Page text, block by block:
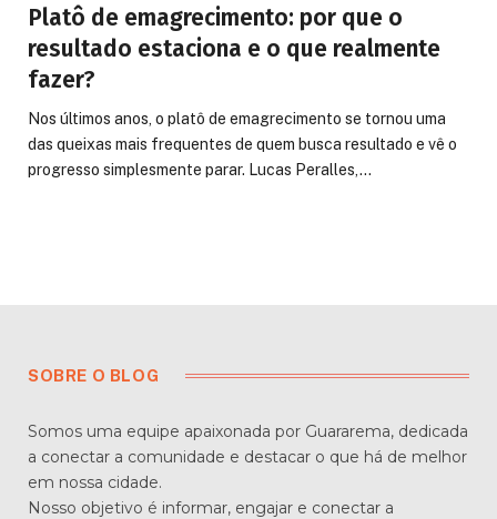
Platô de emagrecimento: por que o
resultado estaciona e o que realmente
fazer?
Nos últimos anos, o platô de emagrecimento se tornou uma
das queixas mais frequentes de quem busca resultado e vê o
progresso simplesmente parar. Lucas Peralles,…
SOBRE O BLOG
Somos uma equipe apaixonada por Guararema, dedicada
a conectar a comunidade e destacar o que há de melhor
em nossa cidade.
Nosso objetivo é informar, engajar e conectar a